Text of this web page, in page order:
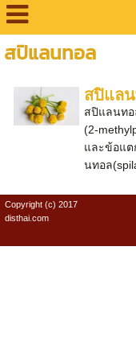
สปิแลนทอล
สปิแล
สปิแลนทอ
(2-
และข้อแต
นทอล
Copyright (c) 2017
disthai.com